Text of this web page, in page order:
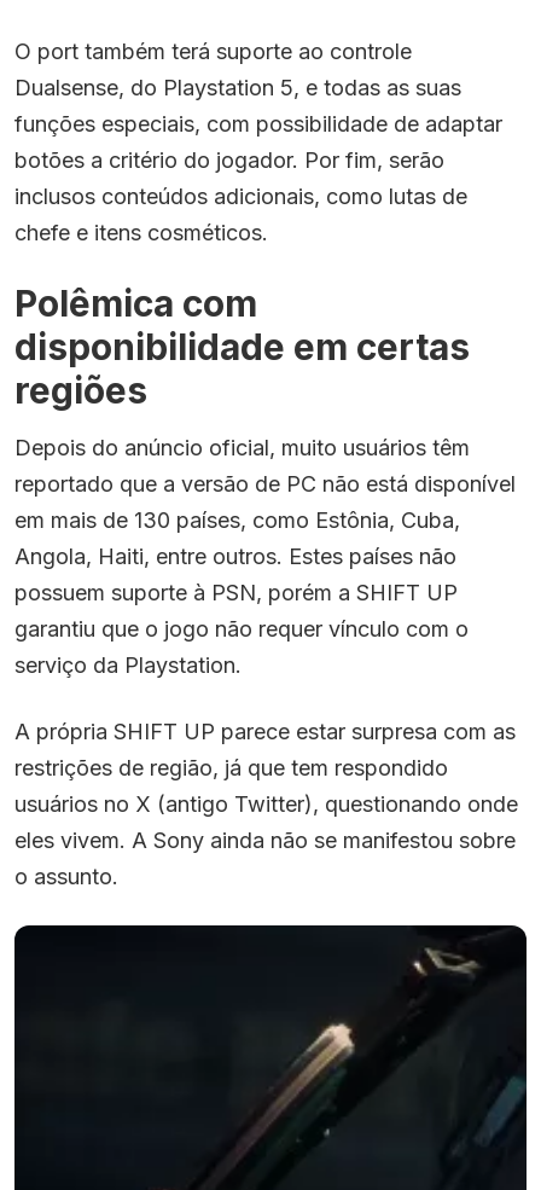
O port também terá suporte ao controle
Dualsense, do Playstation 5, e todas as suas
funções especiais, com possibilidade de adaptar
botões a critério do jogador. Por fim, serão
inclusos conteúdos adicionais, como lutas de
chefe e itens cosméticos.
Polêmica com
disponibilidade em certas
regiões
Depois do anúncio oficial, muito usuários têm
reportado que a versão de PC não está disponível
em mais de 130 países, como Estônia, Cuba,
Angola, Haiti, entre outros. Estes países não
possuem suporte à PSN, porém a SHIFT UP
garantiu que o jogo não requer vínculo com o
serviço da Playstation.
A própria SHIFT UP parece estar surpresa com as
restrições de região, já que tem respondido
usuários no X (antigo Twitter), questionando onde
eles vivem. A Sony ainda não se manifestou sobre
o assunto.